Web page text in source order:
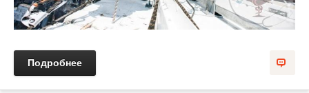
Подробнее